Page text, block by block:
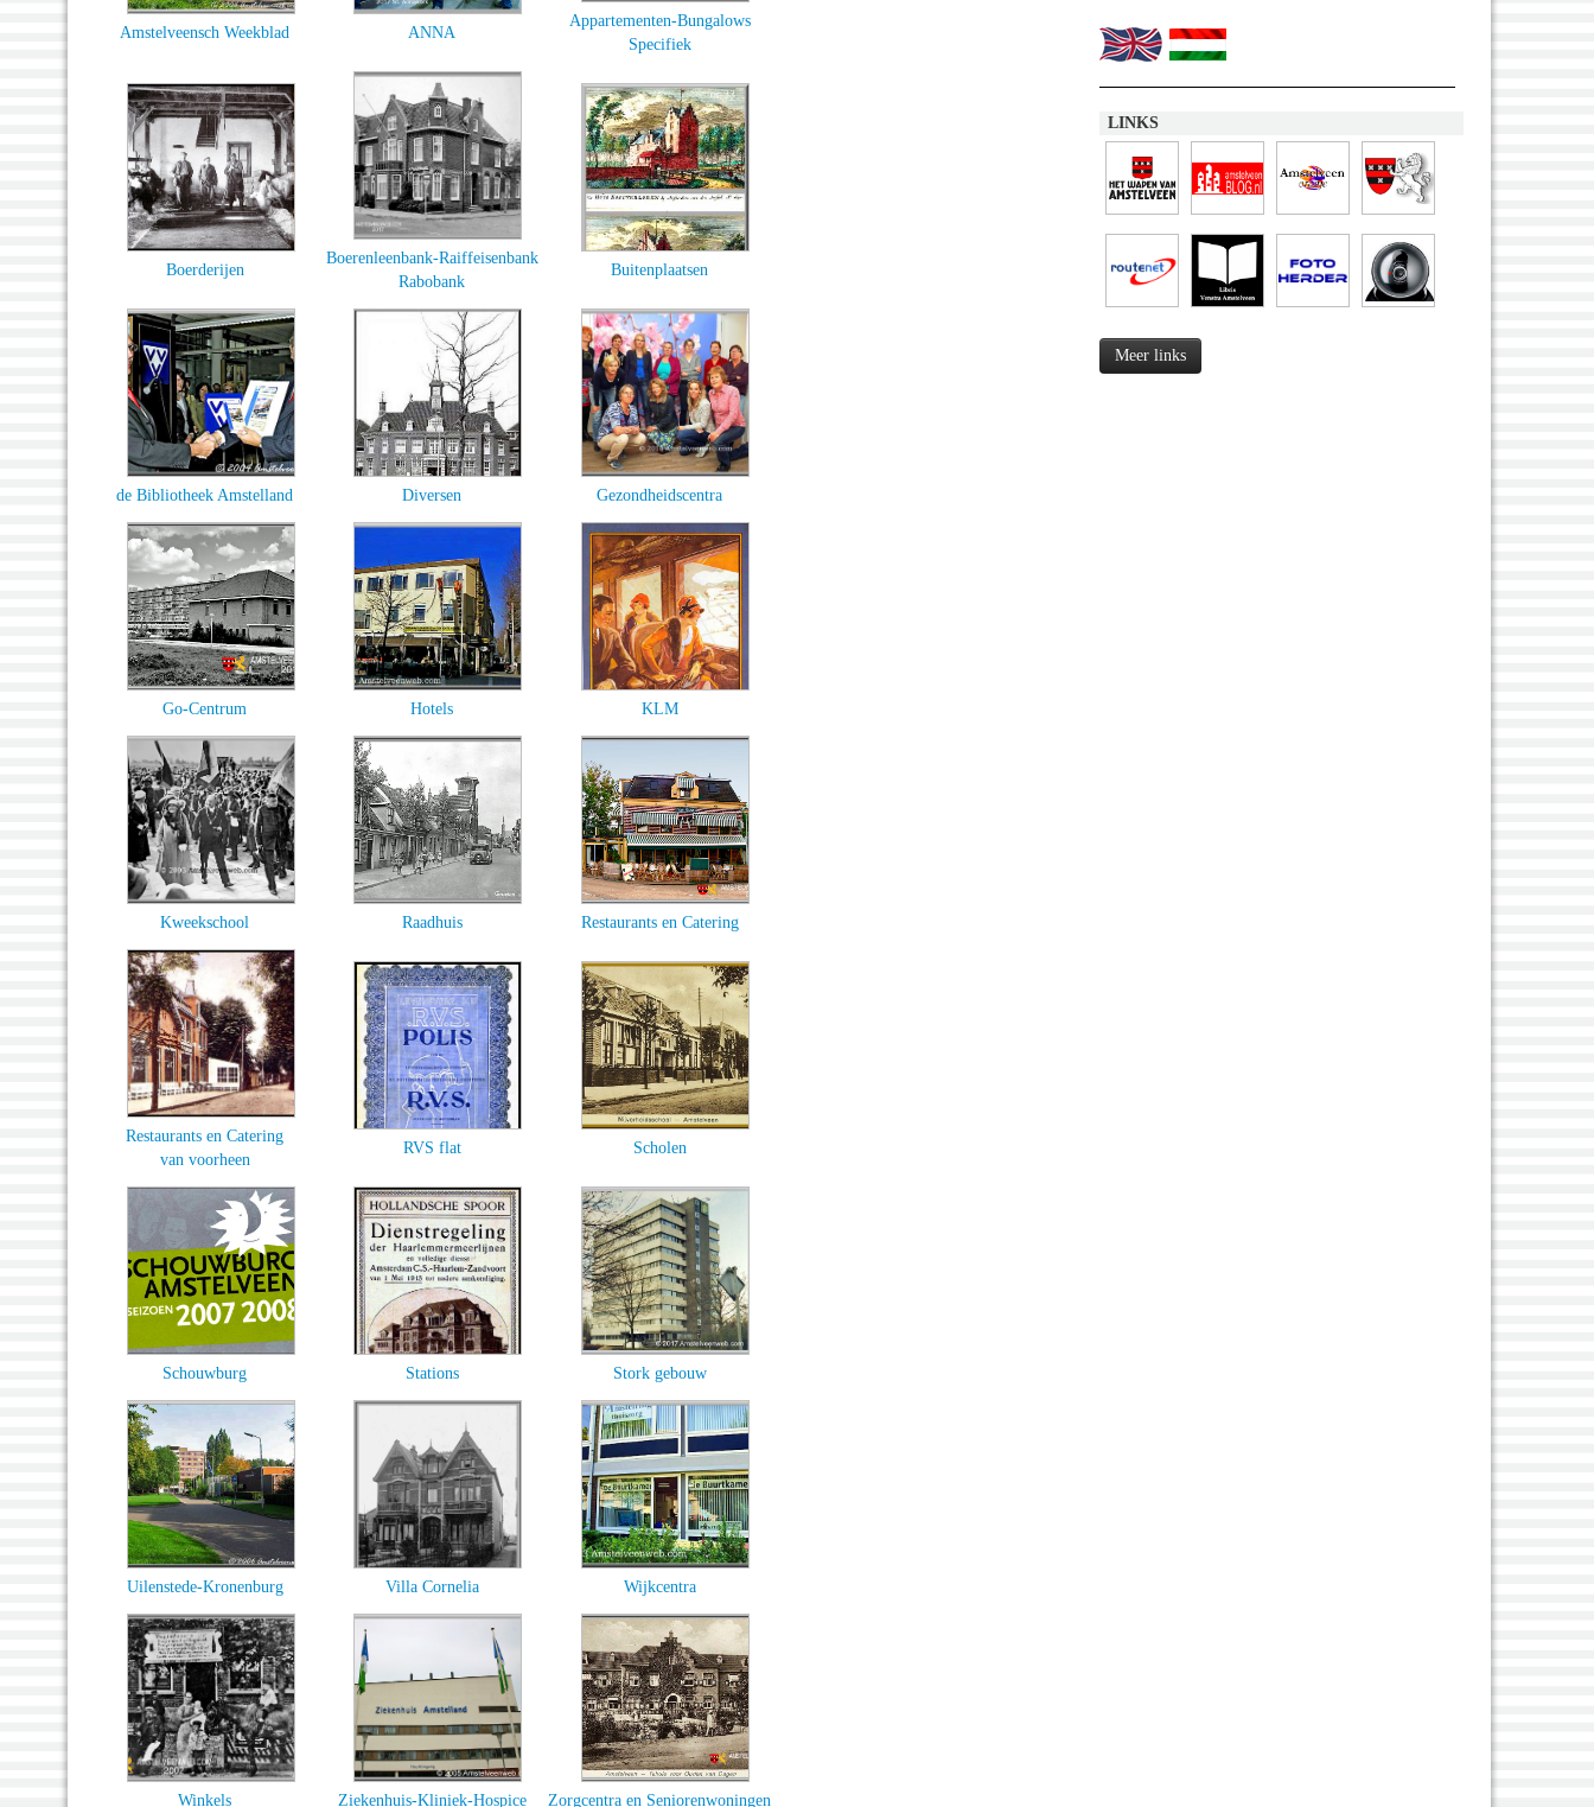
Amstelveensch Weekblad ANNA
Appartementen-Bungalows
Specifiek
Boerderijen
Boerenleenbank-Raiffeisenbank
Rabobank
Buitenplaatsen
de Bibliotheek Amstelland Diversen Gezondheidscentra
Go-Centrum Hotels KLM
Kweekschool Raadhuis Restaurants en Catering
Restaurants en Catering
van voorheen
RVS flat Scholen
Schouwburg Stations Stork gebouw
Uilenstede-Kronenburg Villa Cornelia Wijkcentra
Winkels Ziekenhuis-Kliniek-Hospice Zorgcentra en Seniorenwoningen
LINKS
Meer links